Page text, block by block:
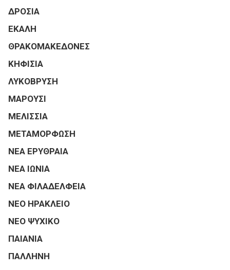
ΔΡΟΣΙΑ
ΕΚΑΛΗ
ΘΡΑΚΟΜΑΚΕΔΟΝΕΣ
ΚΗΦΙΣΙΑ
ΛΥΚΟΒΡΥΣΗ
ΜΑΡΟΥΣΙ
ΜΕΛΙΣΣΙΑ
ΜΕΤΑΜΟΡΦΩΣΗ
ΝΕΑ ΕΡΥΘΡΑΙΑ
ΝΕΑ ΙΩΝΙΑ
ΝΕΑ ΦΙΛΑΔΕΛΦΕΙΑ
ΝΕΟ ΗΡΑΚΛΕΙΟ
ΝΕΟ ΨΥΧΙΚΟ
ΠΑΙΑΝΙΑ
ΠΑΛΛΗΝΗ